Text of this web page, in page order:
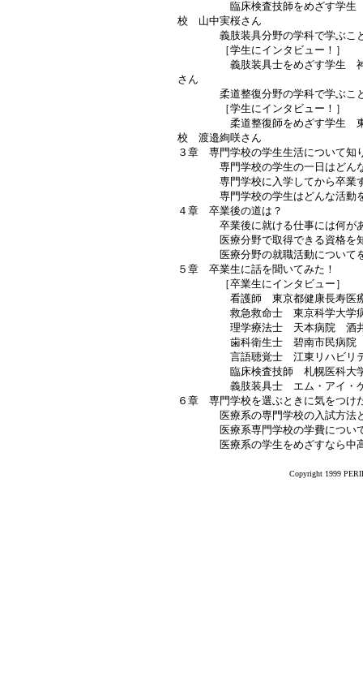
臨床検査技師をめざす学生 札
校 山中実桜さん
義肢装具分野の学科で学ぶこ
［学生にインタビュー！］
義肢装具士をめざす学生 神戸
さん
柔道整復分野の学科で学ぶこ
［学生にインタビュー！］
柔道整復師をめざす学生 東京
校 渡邉絢咲さん
３章 専門学校の学生生活について知
専門学校の学生の一日はどんな
専門学校に入学してから卒業
専門学校の学生はどんな活動を
４章 卒業後の道は？
卒業後に就ける仕事には何が
医療分野で取得できる資格を知
医療分野の就職活動についてを
５章 卒業生に話を聞いてみた！
［卒業生にインタビュー］
看護師 東京都健康長寿医療
救急救命士 東京科学大学病
理学療法士 天本病院 酒井
歯科衛生士 碧南市民病院
言語聴覚士 江東リハビリテー
臨床検査技師 札幌医科大学
義肢装具士 エム・アイ・ケ
６章 専門学校を選ぶときに気をつけ
医療系の専門学校の入試方法と
医療系専門学校の学費につい
医療系の学生をめざすなら中高
Copyright 1999